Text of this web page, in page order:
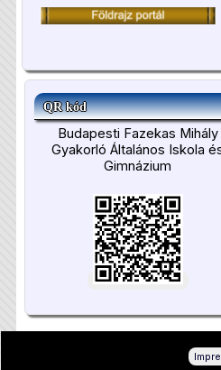
QR kód
Budapesti Fazekas Mihály
Gyakorló Általános Iskola
Gimnázium